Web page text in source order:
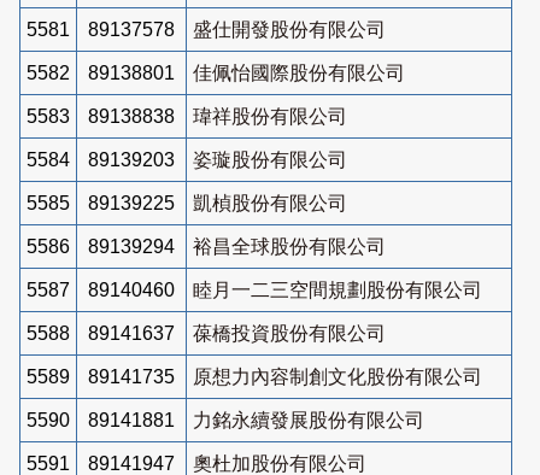
5581 89137578 盛仕開發股份有限公司
5582 89138801 佳佩怡國際股份有限公司
5583 89138838 瑋祥股份有限公司
5584 89139203 姿璇股份有限公司
5585 89139225 凱楨股份有限公司
5586 89139294 裕昌全球股份有限公司
5587 89140460 睦月一二三空間規劃股份有限公司
5588 89141637 葆橋投資股份有限公司
5589 89141735 原想力內容制創文化股份有限公司
5590 89141881 力銘永續發展股份有限公司
5591 89141947 奧杜加股份有限公司